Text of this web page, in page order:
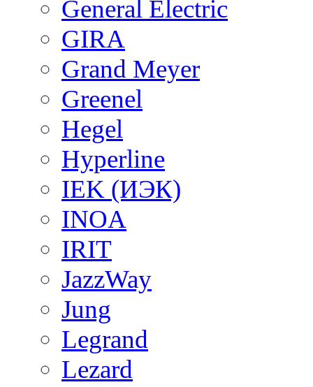
General Electric
GIRA
Grand Meyer
Greenel
Hegel
Hyperline
IEK (ИЭК)
INOA
IRIT
JazzWay
Jung
Legrand
Lezard